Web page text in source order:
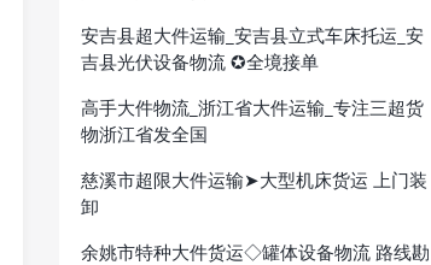
安吉县超大件运输_安吉县立式车床托运_安
吉县光伏设备物流 ✪全境接单
高手大件物流_浙江省大件运输_专注三超货
物浙江省发全国
慈溪市超限大件运输➤大型机床货运 上门装
卸
余姚市特种大件货运◇罐体设备物流 路线勘